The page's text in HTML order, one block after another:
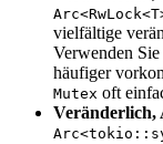
vielfältige
Verwenden Sie
häufiger
Mutex oft
Veränderlich,